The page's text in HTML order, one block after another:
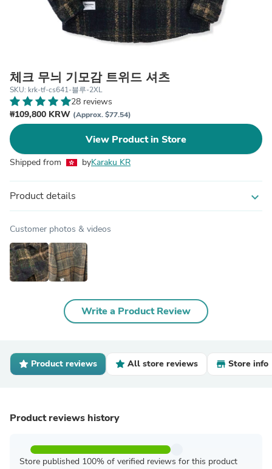
체크 무늬 기모감 트위드 셔츠
SKU: krk-tf-cs641-블루-2XL
28 reviews
₩109,800 KRW (Approx. $77.54)
View Product in Store
Shipped from byKaraku KR
Product details expand_more
Customer photos & videos
Write a Product Review
Product reviews All store reviews Store info
Product reviews history
Store published 100% of verified reviews for this product